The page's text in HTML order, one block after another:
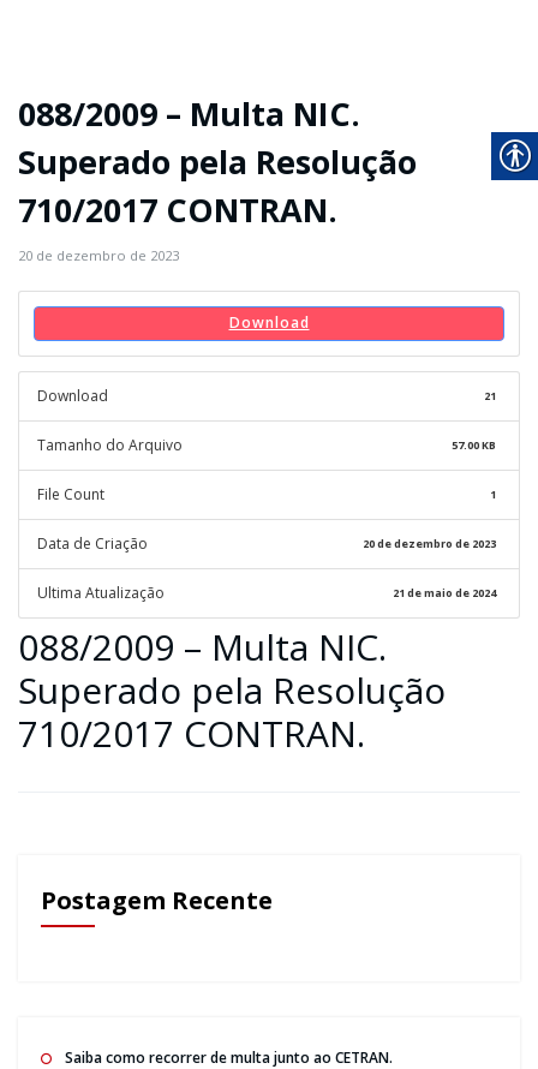
088/2009 – Multa NIC.
Superado pela Resolução
710/2017 CONTRAN.
20 de dezembro de 2023
Download
Download 21
Tamanho do Arquivo 57.00 KB
File Count 1
Data de Criação 20 de dezembro de 2023
Ultima Atualização 21 de maio de 2024
088/2009 – Multa NIC.
Superado pela Resolução
710/2017 CONTRAN.
Postagem Recente
Saiba como recorrer de multa junto ao CETRAN.